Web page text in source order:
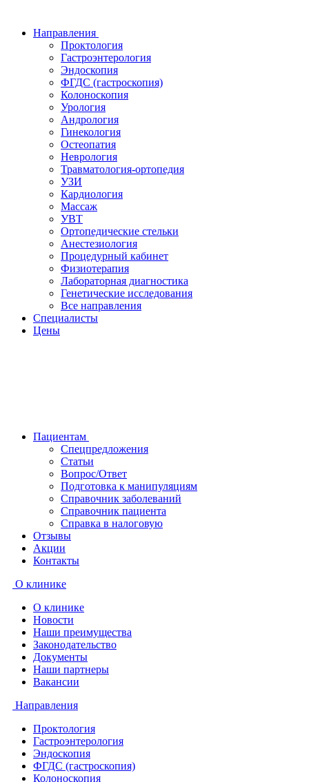
Направления
Проктология
Гастроэнтерология
Эндоскопия
ФГДС (гастроскопия)
Колоноскопия
Урология
Андрология
Гинекология
Остеопатия
Неврология
Травматология-ортопедия
УЗИ
Кардиология
Массаж
УВТ
Ортопедические стельки
Анестезиология
Процедурный кабинет
Физиотерапия
Лабораторная диагностика
Генетические исследования
Все направления
Специалисты
Цены
Пациентам
Спецпредложения
Статьи
Вопрос/Ответ
Подготовка к манипуляциям
Справочник заболеваний
Справочник пациента
Справка в налоговую
Отзывы
Акции
Контакты
О клинике
О клинике
Новости
Наши преимущества
Законодательство
Документы
Наши партнеры
Вакансии
Направления
Проктология
Гастроэнтерология
Эндоскопия
ФГДС (гастроскопия)
Колоноскопия